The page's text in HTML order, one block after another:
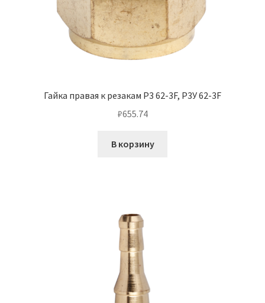
Гайка правая к резакам Р3 62-3F, Р3У 62-3F
₽655.74
В корзину